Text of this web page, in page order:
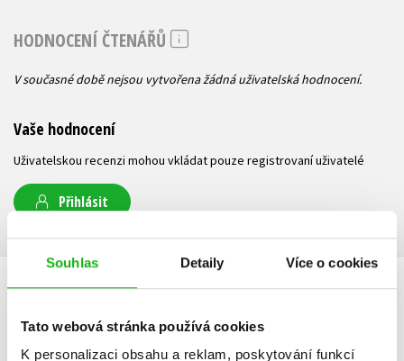
Souhlas Detaily Více o cookies
Tato webová stránka používá cookies
K personalizaci obsahu a reklam, poskytování funkcí
HODNOCENÍ ČTENÁŘŮ
V současné době nejsou vytvořena žádná uživatelská hodnocení.
Vaše hodnocení
Uživatelskou recenzi mohou vkládat pouze registrovaní uživatelé
Přihlásit
AUTOR KNIHY